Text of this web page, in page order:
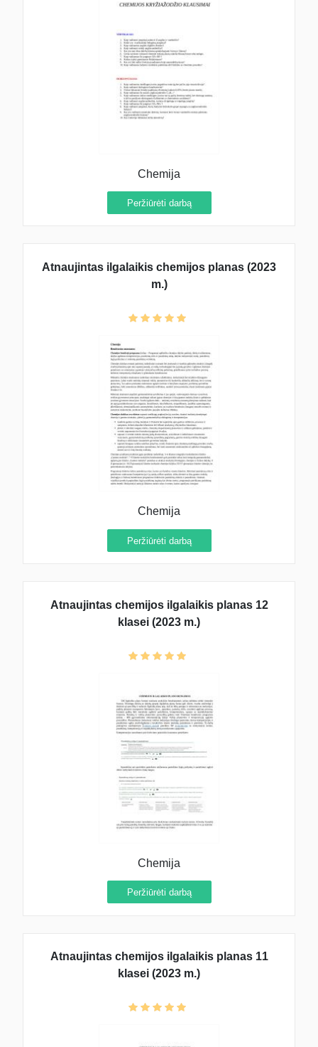
Chemija
Peržiūrėti darbą
Atnaujintas ilgalaikis chemijos planas (2023
m.)
Chemija
Peržiūrėti darbą
Atnaujintas chemijos ilgalaikis planas 12
klasei (2023 m.)
Chemija
Peržiūrėti darbą
Atnaujintas chemijos ilgalaikis planas 11
klasei (2023 m.)